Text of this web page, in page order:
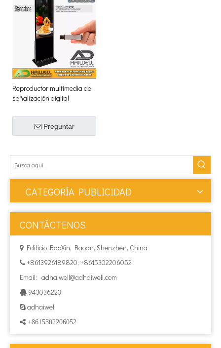
Reproductor multimedia de
señalización digital
Preguntar
CATEGORÍA PUBLICIDAD
CONTÁCTENOS
 Edificio BaoXin, Baoan, Shenzhen, China
 +8613926189820; +8615302206052
Email: adhaiwell@adhaiwell.com
 943036223
 adhaiwell
 +8615302206052